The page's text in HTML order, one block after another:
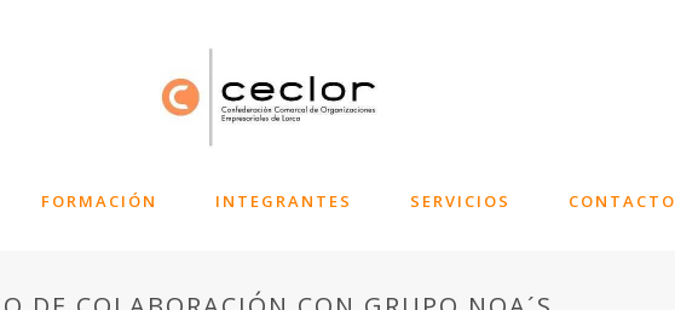
FORMACIÓN INTEGRANTES SERVICIOS CONTACTO